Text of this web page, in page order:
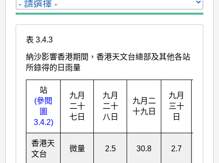
表 3.4.3
納沙影響香港期間，香港天文台總部及其他各站
所錄得的日雨量
站
(參閱
圖
3.4.2)
九月
二十
七日
九月
二十
八日
九月二
十九日
九月
三十
日
香港天
文台
微量 2.5 30.8 2.7